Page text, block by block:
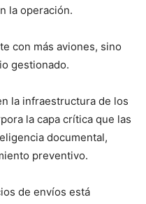
la operación.
con más aviones, sino
gestionado.
la infraestructura de los
la capa crítica que las
documental,
preventivo.
de envíos está